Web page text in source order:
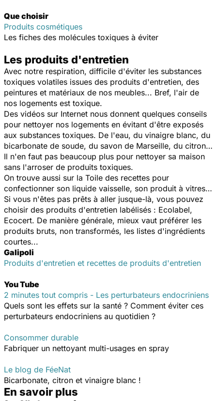
Que choisir
Produits cosmétiques
Les fiches des molécules toxiques à éviter
Les produits d'entretien
Avec notre respiration, difficile d'éviter les substances
toxiques volatiles issues des produits d'entretien, des
peintures et matériaux de nos meubles... Bref, l'air de
nos logements est toxique.
Des vidéos sur Internet nous donnent quelques conseils
pour nettoyer nos logements en évitant d'être exposés
aux substances toxiques. De l'eau, du vinaigre blanc, du
bicarbonate de soude, du savon de Marseille, du citron…
Il n'en faut pas beaucoup plus pour nettoyer sa maison
sans l'arroser de produits toxiques.
On trouve aussi sur la Toile des recettes pour
confectionner son liquide vaisselle, son produit à vitres…
Si vous n'êtes pas prêts à aller jusque-là, vous pouvez
choisir des produits d'entretien labélisés : Ecolabel,
Ecocert. De manière générale, mieux vaut préférer les
produits bruts, non transformés, les listes d'ingrédients
courtes...
Galipoli
Produits d'entretien et recettes de produits d'entretien
You Tube
2 minutes tout compris - Les perturbateurs endocriniens
Quels sont les effets sur la santé ? Comment éviter ces
perturbateurs endocriniens au quotidien ?
Consommer durable
Fabriquer un nettoyant multi-usages en spray
Le blog de FéeNat
Bicarbonate, citron et vinaigre blanc !
En savoir plus